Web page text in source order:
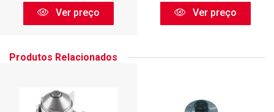
Ver preço Ver preço
Produtos Relacionados